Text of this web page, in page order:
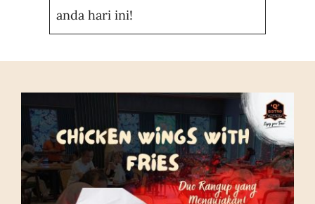
anda hari ini!